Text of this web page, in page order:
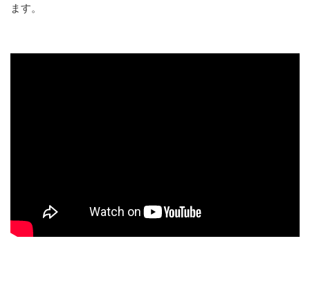
ます。